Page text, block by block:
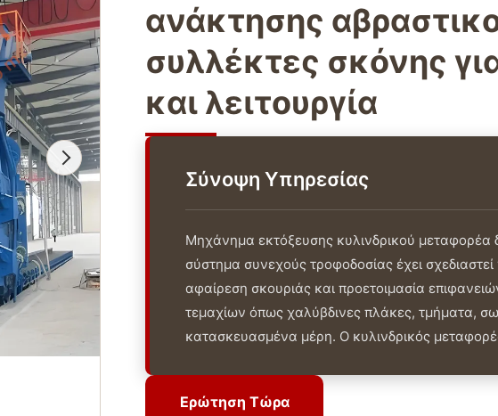
ανάκτησης
συλλέκτες σκόνης
και λειτουργία
Σύνοψη Υπηρεσίας
Μηχάνημα εκτόξευσης κυλινδρικού μεταφορέα
σύστημα συνεχούς τροφοδοσίας έχει
αφαίρεση σκουριάς και προετοιμασία
τεμαχίων όπως χαλύβδινες πλάκες, τμήματα,
κατασκευασμένα μέρη. Ο κυλινδρικός
Ερώτηση Τώρα
Ερώτηση Τώρα